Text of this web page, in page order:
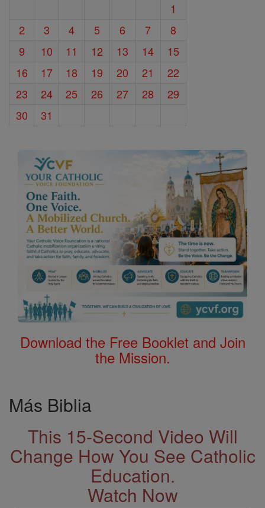
1
2
3 4 5 6 7
8
9
10 11 12 13 14
15
16
17 18 19 20 21
22
23
24 25 26 27 28
29
30
31
Download the Free Booklet and Join
the Mission.
Más Biblia
This 15-Second Video Will
Change How You See Catholic
Education.
Watch Now